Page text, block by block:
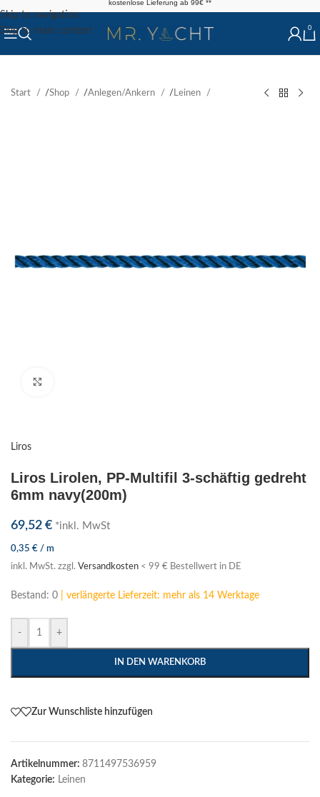
Skip to navigation
Skip to main content
kostenlose Lieferung ab 99€ **
0
Start /Shop /Anlegen/Ankern / Leinen
Liros
Liros Lirolen, PP-Multifil 3-schäftig gedreht
6mm navy(200m)
69,52 € *inkl. MwSt
0,35 € / m
inkl. MwSt. zzgl. Versandkosten < 99 € Bestellwert in DE
Bestand: 0 | verlängerte Lieferzeit: mehr als 14 Werktage
- +
IN DEN WARENKORB
Zur Wunschliste hinzufügen
Artikelnummer: 8711497536959
Kategorie: Leinen